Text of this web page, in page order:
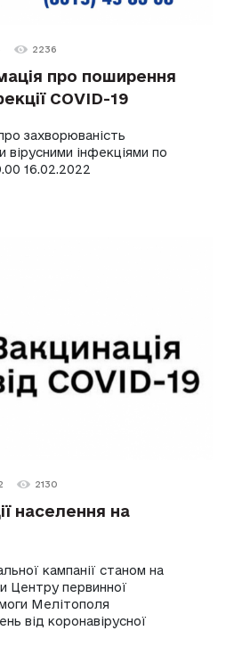
2236
про поширення
COVID-19
захворюваність
вірусними інфекціями по
16.02.2022
2130
населення на
кампанії станом на
Центру первинної
Мелітополя
від коронавірусної